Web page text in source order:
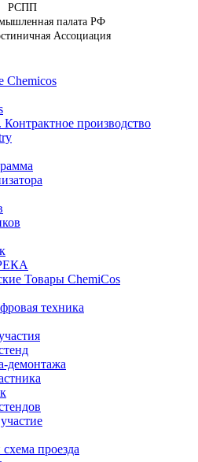
РСПП
палата РФ
Ассоциация
Chemicos
производство
Товары ChemiCos
техника
демонтажа
проезда